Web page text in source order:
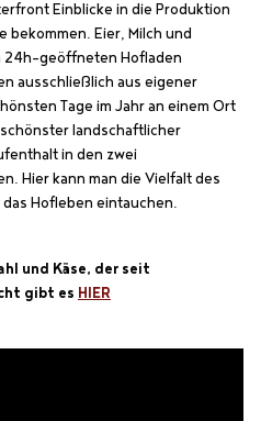
Einblicke in die Produktion
bekommen. Eier, Milch und
24h-geöffneten Hofladen
ausschließlich aus eigener
Tage im Jahr an einem Ort
landschaftlicher
in den zwei
Hier kann man die Vielfalt des
Hofleben eintauchen.
und Käse, der seit
gibt es HIER